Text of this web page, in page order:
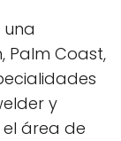
una
Palm Coast,
y
el área de